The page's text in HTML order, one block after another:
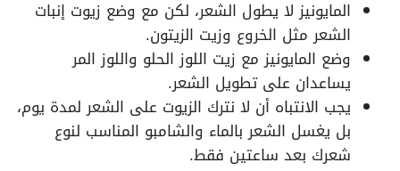
المايونيز لا يطول الشعر، لكن مع وضع زيوت إنبات
الشعر مثل الخروع وزيت الزيتون.
وضع المايونيز مع زيت اللوز الحلو واللوز المر
يساعدان على تطويل الشعر.
يجب الانتباه أن لا نترك الزيوت على الشعر لمدة يوم،
بل يغسل الشعر بالماء والشامبو المناسب لنوع
شعرك بعد ساعتين فقط.